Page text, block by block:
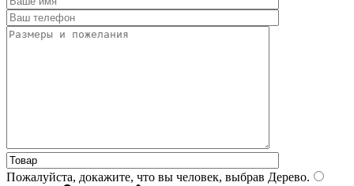
Пожалуйста, докажите, что вы человек, выбрав Дерево.